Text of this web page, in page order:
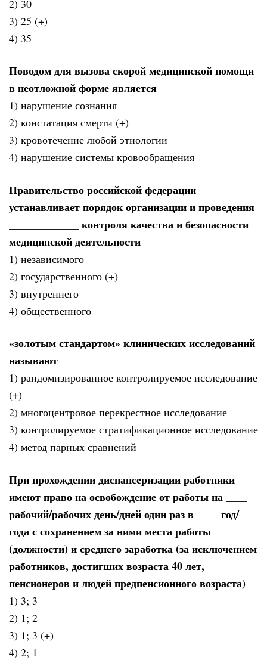
2) 30
3) 25 (+)
4) 35
Поводом для вызова скорой медицинской помощи
в неотложной форме является
1) нарушение сознания
2) констатация смерти (+)
3) кровотечение любой этиологии
4) нарушение системы кровообращения
Правительство российской федерации
устанавливает порядок организации и проведения
_____________ контроля качества и безопасности
медицинской деятельности
1) независимого
2) государственного (+)
3) внутреннего
4) общественного
«золотым стандартом» клинических исследований
называют
1) рандомизированное контролируемое исследование
(+)
2) многоцентровое перекрестное исследование
3) контролируемое стратификационное исследование
4) метод парных сравнений
При прохождении диспансеризации работники
имеют право на освобождение от работы на ____
рабочий/рабочих день/дней один раз в ____ год/
года с сохранением за ними места работы
(должности) и среднего заработка (за исключением
работников, достигших возраста 40 лет,
пенсионеров и людей предпенсионного возраста)
1) 3; 3
2) 1; 2
3) 1; 3 (+)
4) 2; 1